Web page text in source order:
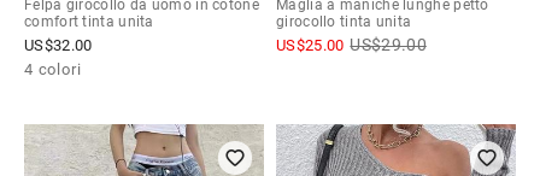
Felpa girocollo da uomo in cotone
comfort tinta unita
US$32.00
4 colori
Maglia a maniche lunghe petto
girocollo tinta unita
US$25.00 US$29.00